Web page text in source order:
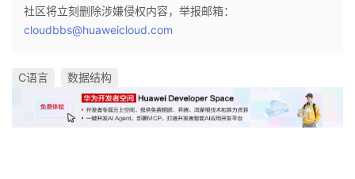
社区将立刻删除涉嫌侵权内容，举报邮箱：
cloudbbs@huaweicloud.com
C语言 数据结构